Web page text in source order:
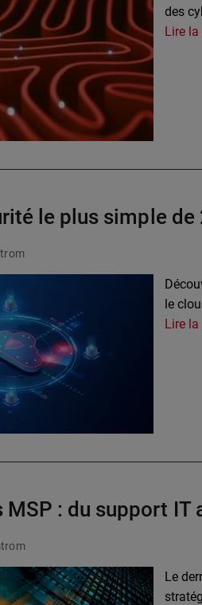
des
Lire
le plus simple
le
Lire
MSP : du support
Le